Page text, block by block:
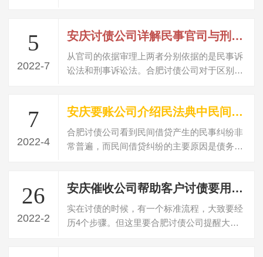
5
2022-7
安庆讨债公司详解民事官司与刑事官司的区别
从官司的依据审理上两者分别依据的是民事诉
讼法和刑事诉讼法。合肥讨债公司对于区别可
7
2022-4
安庆要账公司介绍民法典中民间借贷判决书多久失效
合肥讨债公司看到民间借贷产生的民事纠纷非
常普遍，而民间借贷纠纷的主要原因是债务人
26
2022-2
安庆催收公司帮助客户讨债要用什么方法
实在讨债的时候，有一个标准流程，大致要经
历4个步骤。但这里要合肥讨债公司提醒大